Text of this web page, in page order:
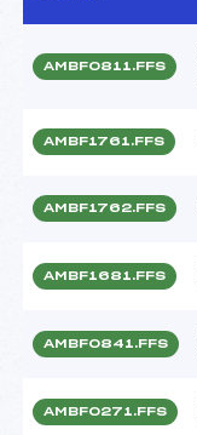
AMBF0811.FFS
AMBF1761.FFS
AMBF1762.FFS
AMBF1681.FFS
AMBF0841.FFS
AMBF0271.FFS